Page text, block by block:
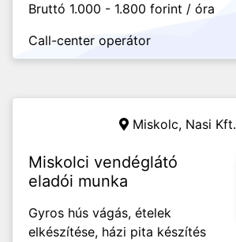
Bruttó 1.000 - 1.800 forint / óra
Call-center operátor
Miskolc, Nasi Kft.
Miskolci vendéglátó
eladói munka
Gyros hús vágás, ételek
elkészítése, házi pita készítés